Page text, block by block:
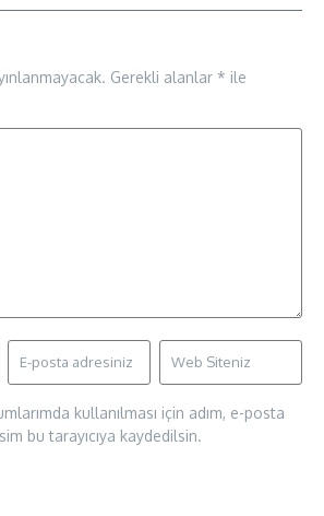
Gerekli alanlar * ile
kullanılması için adım, e-posta
bu tarayıcıya kaydedilsin.